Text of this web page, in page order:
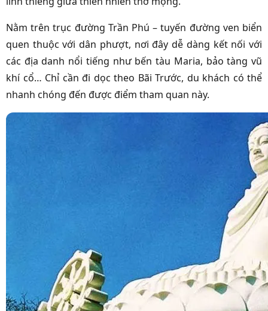
Nằm trên trục đường Trần Phú – tuyến đường ven biển
quen thuộc với dân phượt, nơi đây dễ dàng kết nối với
các địa danh nổi tiếng như bến tàu Maria, bảo tàng vũ
khí cổ… Chỉ cần đi dọc theo Bãi Trước, du khách có thể
nhanh chóng đến được điểm tham quan này.